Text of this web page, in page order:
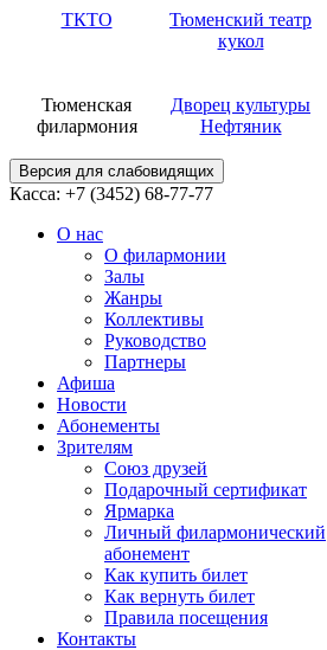
ТКТО
Тюменский театр
кукол
Тюменская
филармония
Дворец культуры
Нефтяник
Версия для слабовидящих
Касса: +7 (3452) 68-77-77
О нас
О филармонии
Залы
Жанры
Коллективы
Руководство
Партнеры
Афиша
Новости
Абонементы
Зрителям
Союз друзей
Подарочный сертификат
Ярмарка
Личный филармонический
абонемент
Как купить билет
Как вернуть билет
Правила посещения
Контакты